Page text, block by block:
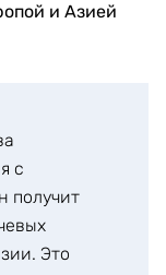
и Азией
с
получит
Это